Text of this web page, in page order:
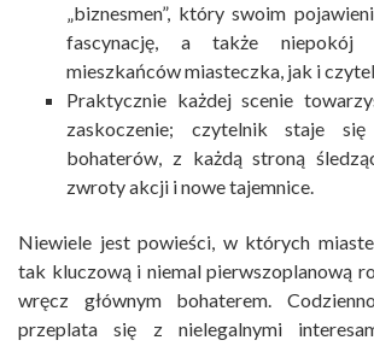
„biznesmen”, który swoim
fascynację, a także niepokój
mieszkańców miasteczka, jak i
Praktycznie każdej scenie
zaskoczenie; czytelnik staje
bohaterów, z każdą stroną
zwroty akcji i nowe tajemnice.
Niewiele jest powieści, w których
tak kluczową i niemal pierwszoplanową
wręcz głównym bohaterem.
przeplata się z nielegalnymi